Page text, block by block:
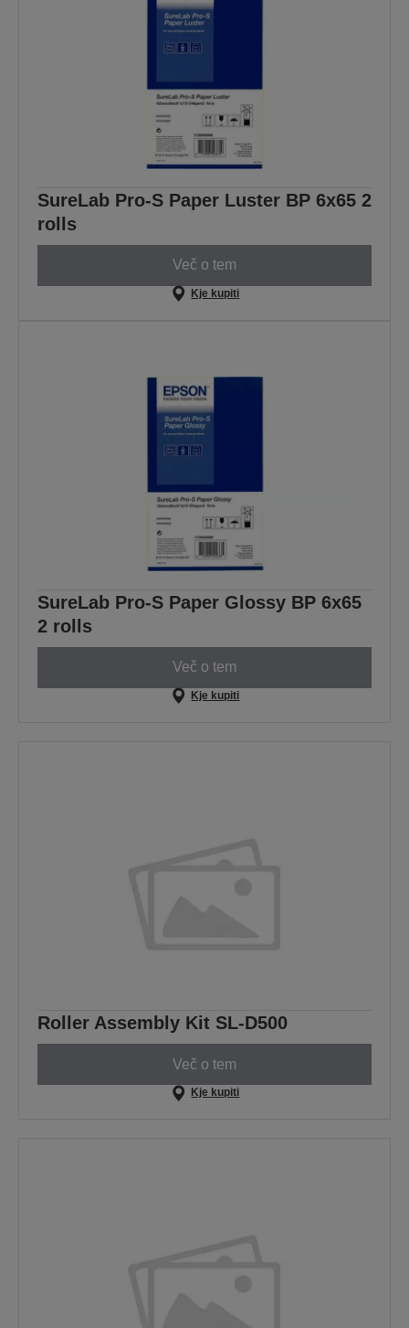
SureLab Pro-S Paper Luster BP 6x65 2
rolls
Več o tem
Kje kupiti
SureLab Pro-S Paper Glossy BP 6x65
2 rolls
Več o tem
Kje kupiti
Roller Assembly Kit SL-D500
Več o tem
Kje kupiti